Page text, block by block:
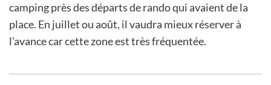
camping près des départs de rando qui avaient de la
place. En juillet ou août, il vaudra mieux réserver à
l'avance car cette zone est très fréquentée.